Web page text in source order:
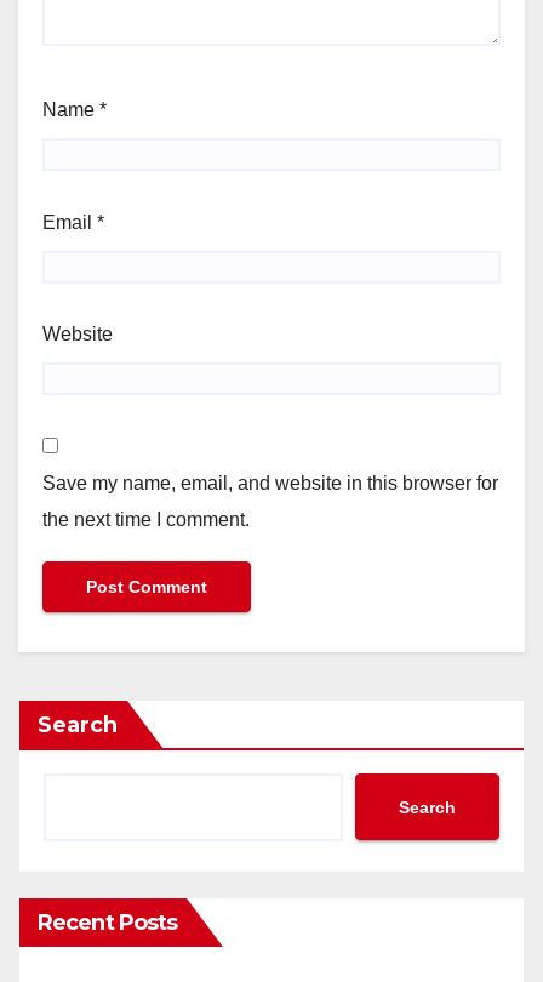
Name *
Email *
Website
Save my name, email, and website in this browser for
the next time I comment.
Search
Search
Recent Posts